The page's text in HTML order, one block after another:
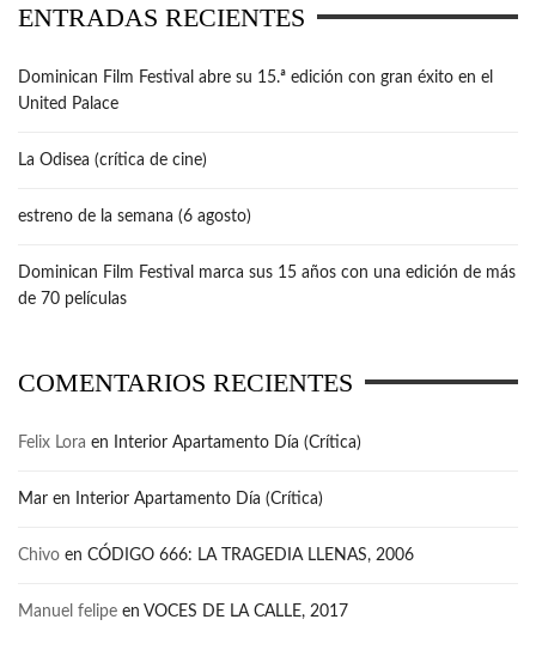
ENTRADAS RECIENTES
Dominican Film Festival abre su 15.ª edición con gran éxito en el
United Palace
La Odisea (crítica de cine)
estreno de la semana (6 agosto)
Dominican Film Festival marca sus 15 años con una edición de más
de 70 películas
COMENTARIOS RECIENTES
Felix Lora en Interior Apartamento Día (Crítica)
Mar en Interior Apartamento Día (Crítica)
Chivo en CÓDIGO 666: LA TRAGEDIA LLENAS, 2006
Manuel felipe en VOCES DE LA CALLE, 2017